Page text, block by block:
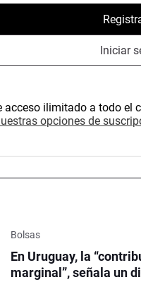
Iniciar
acceso ilimitado a todo el
opciones de
Bolsas
En Uruguay, la
marginal”, señala un